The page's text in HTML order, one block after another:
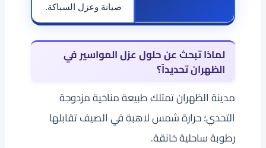
صيانة وعزل السباكة.
لماذا تبحث عن حلول عزل المواسير في
الظهران تحديداً؟
مدينة الظهران تمتلك طبيعة مناخية مزدوجة
التحدي؛ حرارة شمس لاهبة في الصيف تقابلها
رطوبة ساحلية خانقة.